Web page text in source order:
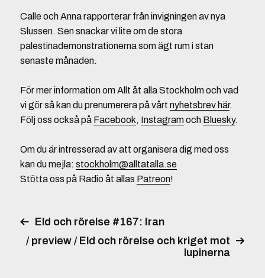
Calle och Anna rapporterar från invigningen av nya
Slussen. Sen snackar vi lite om de stora
palestinademonstrationerna som ägt rum i stan
senaste månaden.
För mer information om Allt åt alla Stockholm och vad
vi gör så kan du prenumerera på vårt nyhetsbrev här.
Följ oss också på Facebook, Instagramoch Bluesky.
Om du är intresserad av att organisera dig med oss
kan du mejla: stockholm@alltatalla.se
Stötta oss på Radio åt allas Patreon!
Eld och rörelse #167: Iran
/ preview / Eld och rörelse och kriget mot
lupinerna